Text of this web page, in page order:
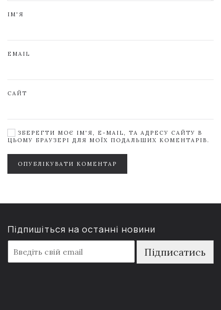
ІМ'Я
EMAIL
САЙТ
ЗБЕРЕГТИ МОЄ ІМ'Я, E-MAIL, ТА АДРЕСУ САЙТУ В
ЦЬОМУ БРАУЗЕРІ ДЛЯ МОЇХ ПОДАЛЬШИХ КОМЕНТАРІВ.
ОПУБЛІКУВАТИ КОМЕНТАР
Підпишіться на останні новини
m
a
Підписатись